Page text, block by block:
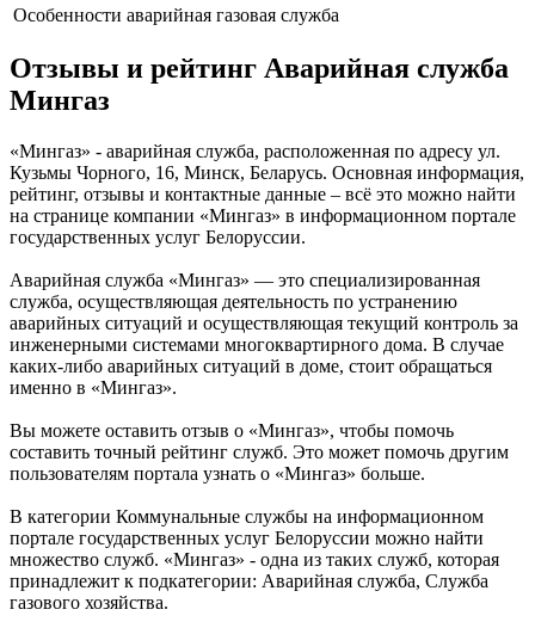
Особенности аварийная газовая служба
Отзывы и рейтинг Аварийная служба
Мингаз
«Мингаз» - аварийная служба, расположенная по адресу ул.
Кузьмы Чорного, 16, Минск, Беларусь. Основная информация,
рейтинг, отзывы и контактные данные – всё это можно найти
на странице компании «Мингаз» в информационном портале
государственных услуг Белоруссии.
Аварийная служба «Мингаз» — это специализированная
служба, осуществляющая деятельность по устранению
аварийных ситуаций и осуществляющая текущий контроль за
инженерными системами многоквартирного дома. В случае
каких-либо аварийных ситуаций в доме, стоит обращаться
именно в «Мингаз».
Вы можете оставить отзыв о «Мингаз», чтобы помочь
составить точный рейтинг служб. Это может помочь другим
пользователям портала узнать о «Мингаз» больше.
В категории Коммунальные службы на информационном
портале государственных услуг Белоруссии можно найти
множество служб. «Мингаз» - одна из таких служб, которая
принадлежит к подкатегории: Аварийная служба, Служба
газового хозяйства.